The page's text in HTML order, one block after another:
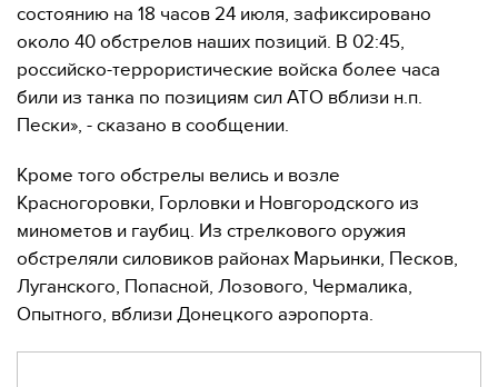
состоянию на 18 часов 24 июля, зафиксировано
около 40 обстрелов наших позиций. В 02:45,
российско-террористические войска более часа
били из танка по позициям сил АТО вблизи н.п.
Пески», - сказано в сообщении.
Кроме того обстрелы велись и возле
Красногоровки, Горловки и Новгородского из
минометов и гаубиц. Из стрелкового оружия
обстреляли силовиков районах Марьинки, Песков,
Луганского, Попасной, Лозового, Чермалика,
Опытного, вблизи Донецкого аэропорта.